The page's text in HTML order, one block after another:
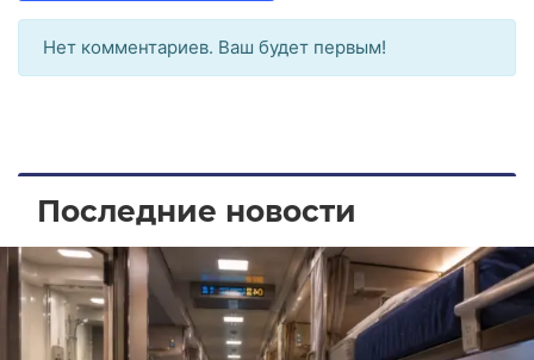
Нет комментариев. Ваш будет первым!
Последние новости